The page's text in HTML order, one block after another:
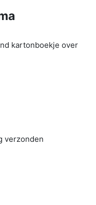
kartonboekje over
verzonden